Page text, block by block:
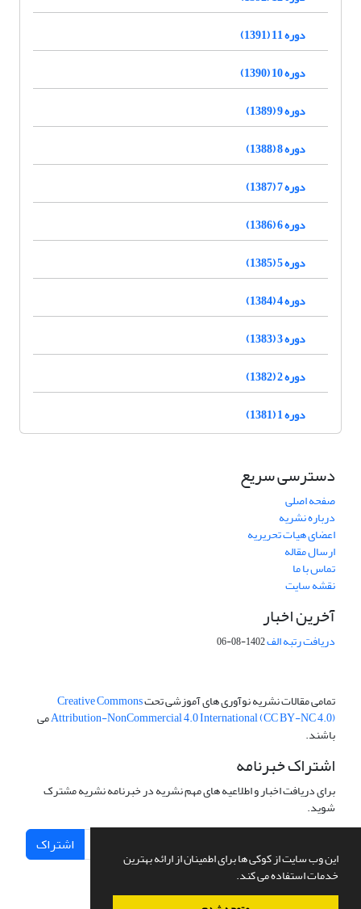
این وب سایت از کوکی ها برای اطمینان از ارائه بهترین
خدمات استفاده می کند.
دوره 11 (1391)
دوره 10 (1390)
دوره 9 (1389)
دوره 8 (1388)
دوره 7 (1387)
دوره 6 (1386)
دوره 5 (1385)
دوره 4 (1384)
دوره 3 (1383)
دوره 2 (1382)
دوره 1 (1381)
دسترسی سریع
صفحه اصلی
درباره نشریه
اعضای هیات تحریریه
ارسال مقاله
تماس با ما
نقشه سایت
آخرین اخبار
دریافت رتبه الف1402-08-06
تمامی مقالات نشریه نوآوری های آموزشی تحتCreative Commons
Attribution-NonCommercial 4.0 International (CC BY-NC 4.0)می
باشند.
اشتراک خبرنامه
برای دریافت اخبار و اطلاعیه های مهم نشریه در خبرنامه نشریه مشترک
شوید.
اشتراک